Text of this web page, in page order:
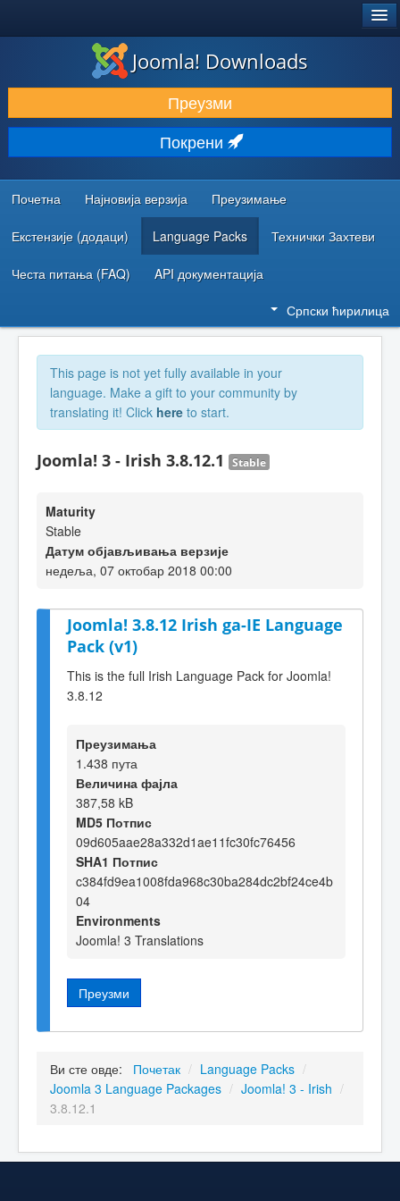
ПРЕУЗИМАЊЕ И ПРОШИРЕЊА (ЕКСТЕНЗИЈЕ)
ОТКРИЈТЕ И НАУЧИТЕ
ЗАЈЕДНИЦА И ПОДРШКА
РЕСУРСИ ЗА РАЗВОЈ
Joomla! Downloads
Преузми
Покрени
Почетна Најновија верзија Преузимање
Екстензије (додаци) Language Packs Технички Захтеви
Честа питања (FAQ) API документација
Српски ћирилица
This page is not yet fully available in your
language. Make a gift to your community by
translating it! Click here to start.
Joomla! 3 - Irish 3.8.12.1 Stable
Maturity
Stable
Датум објављивања верзије
недеља, 07 октобар 2018 00:00
Joomla! 3.8.12 Irish ga-IE Language
Pack (v1)
This is the full Irish Language Pack for Joomla!
3.8.12
Преузимања
1.438 пута
Величина фајла
387,58 kB
MD5 Потпис
09d605aae28a332d1ae11fc30fc76456
SHA1 Потпис
c384fd9ea1008fda968c30ba284dc2bf24ce4b
04
Environments
Joomla! 3 Translations
Преузми
Ви сте овде: Почетак / Language Packs /
Joomla 3 Language Packages / Joomla! 3 - Irish /
3.8.12.1